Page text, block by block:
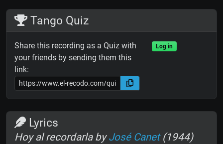
Tango Quiz
Share this recording as a Quiz with
your friends by sending them this
link:
Log in
Lyrics
Hoy al recordarla byJosé Canet(1944)